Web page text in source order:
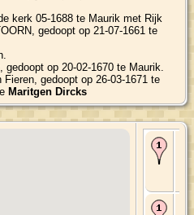
kerk 05-1688 te Maurik met Rijk
gedoopt op 21-07-1661 te
gedoopt op 20-02-1670 te Maurik.
Fieren, gedoopt op 26-03-1671 te
Maritgen Dircks